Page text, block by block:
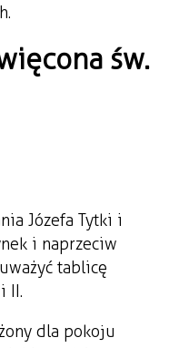
św.
Józefa Tytki i
i naprzeciw
tablicę
II.
dla pokoju